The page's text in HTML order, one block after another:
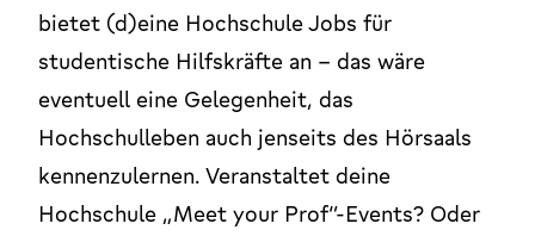
bietet (d)eine Hochschule Jobs für
studentische Hilfskräfte an – das wäre
eventuell eine Gelegenheit, das
Hochschulleben auch jenseits des Hörsaals
kennenzulernen. Veranstaltet deine
Hochschule „Meet your Prof“-Events? Oder